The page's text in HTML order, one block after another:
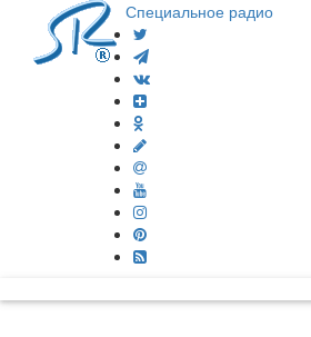
Специальное радио